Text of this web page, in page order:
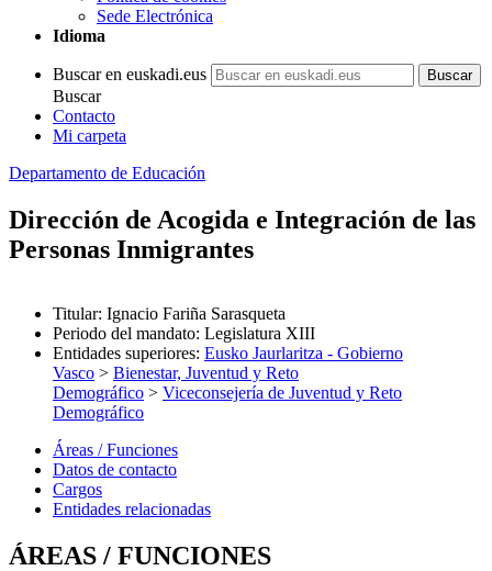
Sede Electrónica
Idioma
Buscar en euskadi.eus
Buscar
Contacto
Mi carpeta
Departamento de Educación
Dirección de Acogida e Integración de las
Personas Inmigrantes
Titular: Ignacio Fariña Sarasqueta
Periodo del mandato: Legislatura XIII
Entidades superiores: Eusko Jaurlaritza - Gobierno
Vasco > Bienestar, Juventud y Reto
Demográfico > Viceconsejería de Juventud y Reto
Demográfico
Áreas / Funciones
Datos de contacto
Cargos
Entidades relacionadas
ÁREAS / FUNCIONES